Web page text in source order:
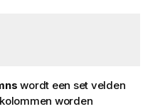
wordt een set velden
worden